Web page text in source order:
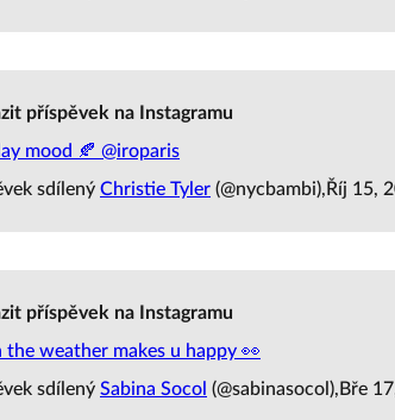
příspěvek na Instagramu
mood 🍂 @iroparis
sdílený Christie Tyler (@nycbambi),Říj 15,
příspěvek na Instagramu
the weather makes u happy 👀
sdílený Sabina Socol (@sabinasocol),Bře